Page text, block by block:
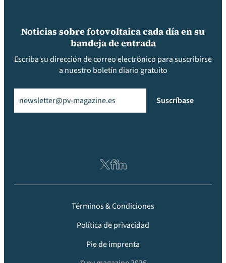
Noticias sobre fotovoltaica cada día en su
bandeja de entrada
Escriba su dirección de correo electrónico para suscribirse
a nuestro boletín diario gratuito
Suscríbase
Términos & Condiciones
Política de privacidad
Pie de imprenta